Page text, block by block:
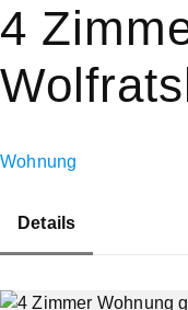
4
Wohnung
Details